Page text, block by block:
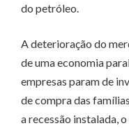
do petróleo.
A deterioração do
de uma economia
empresas param de
de compra das
a recessão instalada,